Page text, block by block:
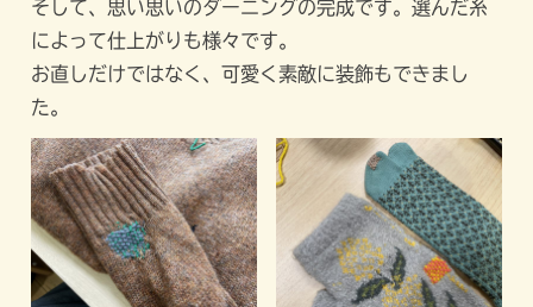
そして、思い思いのダーニングの完成です。選んだ糸
によって仕上がりも様々です。
お直しだけではなく、可愛く素敵に装飾もできまし
た。